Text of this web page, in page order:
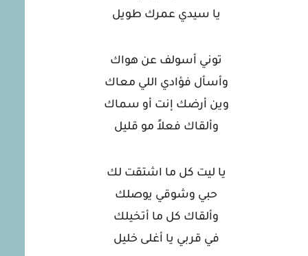
يا سيدي عمرك طويل
توني أسولف عن هواك
وأسأل فؤادي اللي معاك
وين أرضك إنت أو سماك
وألقاك فعلاً مو قليل
يا ليت كل ما اشتقت لك
حبي وشوقي يوصلك
وألقاك كل ما أتخيلك
في قربي يا أغلى خليل